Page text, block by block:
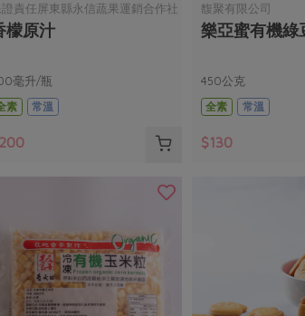
責任屏東縣永信蔬果運銷合作社
檬原汁
毫升/瓶
素
常溫
馥聚有限公司
樂亞蜜有機
450公克
全素
常溫
$130